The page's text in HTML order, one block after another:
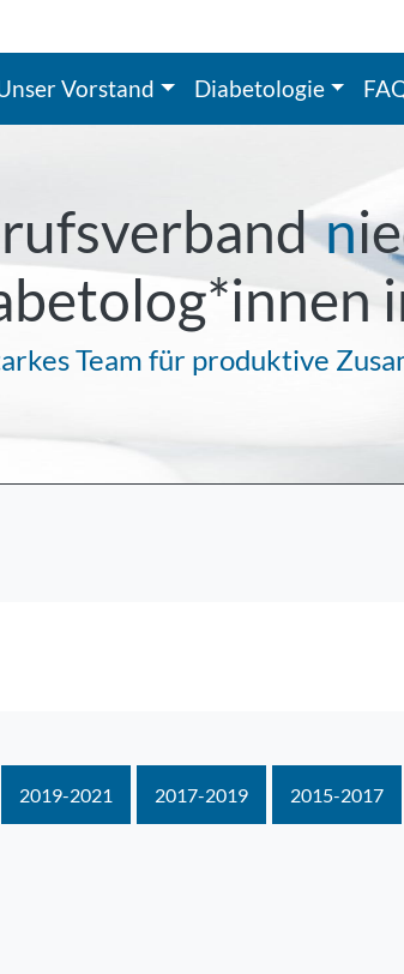
Vorstand Diabetologie
n
Team für produktive
2019-2021 2017-2019 2015-2017